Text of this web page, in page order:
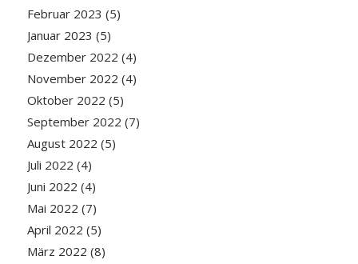
Februar 2023 (5)
Januar 2023 (5)
Dezember 2022 (4)
November 2022 (4)
Oktober 2022 (5)
September 2022 (7)
August 2022 (5)
Juli 2022 (4)
Juni 2022 (4)
Mai 2022 (7)
April 2022 (5)
März 2022 (8)